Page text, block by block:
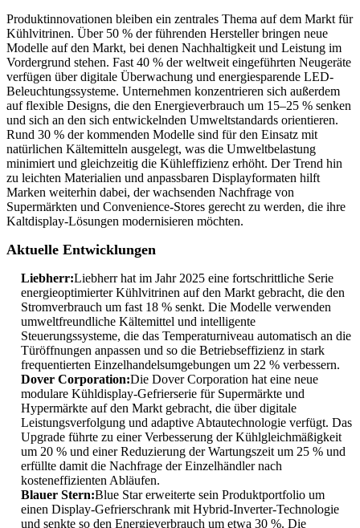
Produktinnovationen bleiben ein zentrales Thema auf dem Markt für
Kühlvitrinen. Über 50 % der führenden Hersteller bringen neue
Modelle auf den Markt, bei denen Nachhaltigkeit und Leistung im
Vordergrund stehen. Fast 40 % der weltweit eingeführten Neugeräte
verfügen über digitale Überwachung und energiesparende LED-
Beleuchtungssysteme. Unternehmen konzentrieren sich außerdem
auf flexible Designs, die den Energieverbrauch um 15–25 % senken
und sich an den sich entwickelnden Umweltstandards orientieren.
Rund 30 % der kommenden Modelle sind für den Einsatz mit
natürlichen Kältemitteln ausgelegt, was die Umweltbelastung
minimiert und gleichzeitig die Kühleffizienz erhöht. Der Trend hin
zu leichten Materialien und anpassbaren Displayformaten hilft
Marken weiterhin dabei, der wachsenden Nachfrage von
Supermärkten und Convenience-Stores gerecht zu werden, die ihre
Kaltdisplay-Lösungen modernisieren möchten.
Aktuelle Entwicklungen
Liebherr:Liebherr hat im Jahr 2025 eine fortschrittliche Serie
energieoptimierter Kühlvitrinen auf den Markt gebracht, die den
Stromverbrauch um fast 18 % senkt. Die Modelle verwenden
umweltfreundliche Kältemittel und intelligente
Steuerungssysteme, die das Temperaturniveau automatisch an die
Türöffnungen anpassen und so die Betriebseffizienz in stark
frequentierten Einzelhandelsumgebungen um 22 % verbessern.
Dover Corporation:Die Dover Corporation hat eine neue
modulare Kühldisplay-Gefrierserie für Supermärkte und
Hypermärkte auf den Markt gebracht, die über digitale
Leistungsverfolgung und adaptive Abtautechnologie verfügt. Das
Upgrade führte zu einer Verbesserung der Kühlgleichmäßigkeit
um 20 % und einer Reduzierung der Wartungszeit um 25 % und
erfüllte damit die Nachfrage der Einzelhändler nach
kosteneffizienten Abläufen.
Blauer Stern:Blue Star erweiterte sein Produktportfolio um
einen Display-Gefrierschrank mit Hybrid-Inverter-Technologie
und senkte so den Energieverbrauch um etwa 30 %. Die